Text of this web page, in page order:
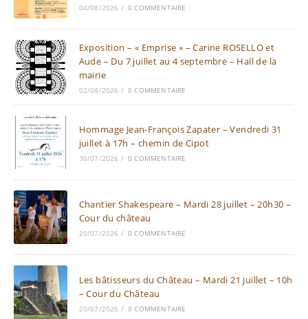
04/08/2026 / 0 COMMENTAIRE
Exposition – « Emprise » – Carine ROSELLO et
Aude – Du 7 juillet au 4 septembre – Hall de la
mairie
02/08/2026 / 0 COMMENTAIRE
Hommage Jean-François Zapater – Vendredi 31
juillet à 17h – chemin de Cipot
30/07/2026 / 0 COMMENTAIRE
Chantier Shakespeare – Mardi 28 juillet – 20h30 –
Cour du château
20/07/2026 / 0 COMMENTAIRE
Les bâtisseurs du Château – Mardi 21 juillet – 10h
– Cour du Château
20/07/2026 / 0 COMMENTAIRE